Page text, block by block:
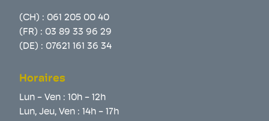
(CH) : 061 205 00 40
(FR) : 03 89 33 96 29
(DE) : 07621 161 36 34
Horaires
Lun - Ven : 10h - 12h
Lun, Jeu, Ven : 14h - 17h